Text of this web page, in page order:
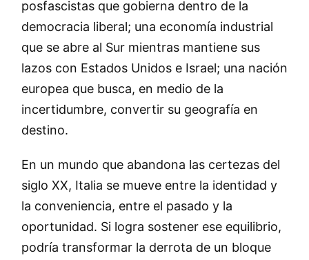
posfascistas que gobierna dentro de la
democracia liberal; una economía industrial
que se abre al Sur mientras mantiene sus
lazos con Estados Unidos e Israel; una nación
europea que busca, en medio de la
incertidumbre, convertir su geografía en
destino.
En un mundo que abandona las certezas del
siglo XX, Italia se mueve entre la identidad y
la conveniencia, entre el pasado y la
oportunidad. Si logra sostener ese equilibrio,
podría transformar la derrota de un bloque